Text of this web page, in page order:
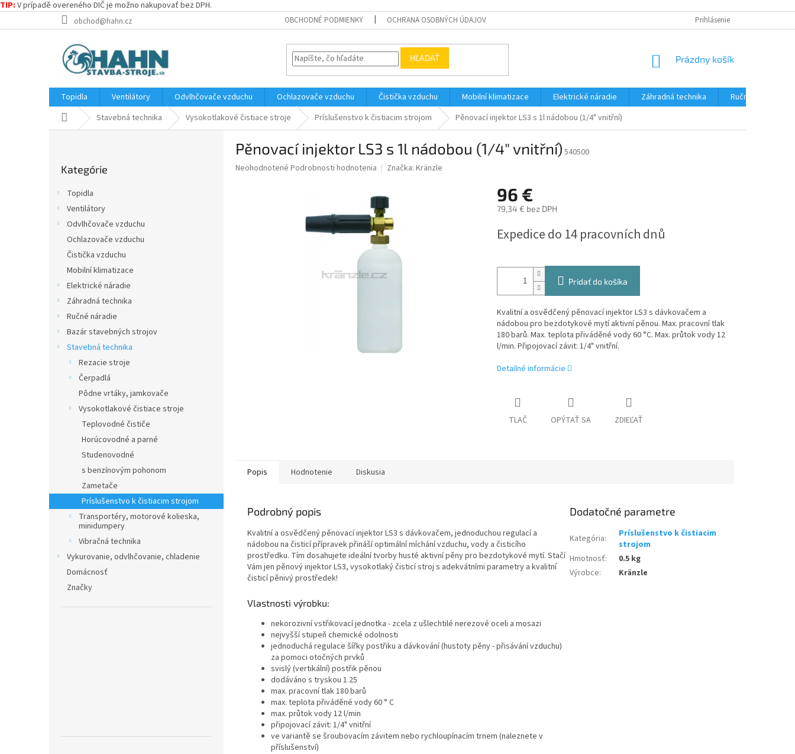
TIP: V prípadě overeného DIČ je možno nakupovať bez DPH.
na
obchod@hahn.cz OBCHODNÉ PODMIENKY OCHRANA OSOBNÝCH ÚDAJOV Prihlásenie
HĽADAŤ
NÁKUPNÝ
Prázdny košík
Topidla Ventilátory Odvlhčovače vzduchu Ochlazovače vzduchu Čistička vzduchu Mobilní klimatizace Elektrické náradie Záhradná technika
Ručné náradie
DomovStavebná technika Vysokotlakové čistiace stroje Príslušenstvo k čistiacim strojom Pěnovací injektor LS3 s 1l nádobou (1/4" vnitřní)
kategórie
Kategórie
Topidla
Ventilátory
Odvlhčovače vzduchu
Ochlazovače vzduchu
Čistička vzduchu
Mobilní klimatizace
Elektrické náradie
Záhradná technika
Ručné náradie
Bazár stavebných strojov
Stavebná technika
Rezacie stroje
Čerpadlá
Pôdne vrtáky, jamkovače
Vysokotlakové čistiace stroje
Teplovodné čističe
Horúcovodné a parné
Studenovodné
s benzínovým pohonom
Zametače
Príslušenstvo k čistiacim strojom
Transportéry, motorové kolieska,
minidumpery
Vibračná technika
Vykurovanie, odvlhčovanie, chladenie
Domácnosť
Značky
Pěnovací injektor LS3 s 1l nádobou (1/4" vnitřní) 540500
Priemerné
Neohodnotené Podrobnosti hodnotenia Značka: Kränzle
96 €
79,34 € bez DPH
cena:
Expedice do 14 pracovních dnů
Pridať do košíka
Kvalitní a osvědčený pěnovací injektor LS3 s dávkovačem a
nádobou pro bezdotykové mytí aktivní pěnou. Max. pracovní tlak
180 barů. Max. teplota přiváděné vody 60 °C. Max. průtok vody 12
l/min. Připojovací závit: 1/4" vnitřní.
Detailné informácie
TLAČ OPÝTAŤ SA ZDIEĽAŤ
Popis Hodnotenie Diskusia
Podrobný popis
Kvalitní a osvědčený pěnovací injektor LS3 s dávkovačem, jednoduchou regulací a
nádobou na čisticí přípravek přináší optimální míchání vzduchu, vody a čisticího
prostředku. Tím dosahujete ideální tvorby husté aktivní pěny pro bezdotykové mytí. Stačí
Vám jen pěnový injektor LS3, vysokotlaký čisticí stroj s adekvátními parametry a kvalitní
čisticí pěnivý prostředek!
Vlastnosti výrobku:
nekorozivní vstřikovací jednotka - zcela z ušlechtilé nerezové oceli a mosazi
nejvyšší stupeň chemické odolnosti
jednoduchá regulace šířky postřiku a dávkování (hustoty pěny - přisávání vzduchu)
za pomoci otočných prvků
svislý (vertikální) postřik pěnou
dodáváno s tryskou 1.25
max. pracovní tlak 180 barů
max. teplota přiváděné vody 60 ° C
max. průtok vody 12 l/min
připojovací závit: 1/4" vnitřní
ve variantě se šroubovacím závitem nebo rychloupínacím trnem (naleznete v
příslušenství)
Dodatočné parametre
Kategória:
Príslušenstvo k čistiacim
strojom
Hmotnosť:
0.5 kg
Výrobce: Kränzle